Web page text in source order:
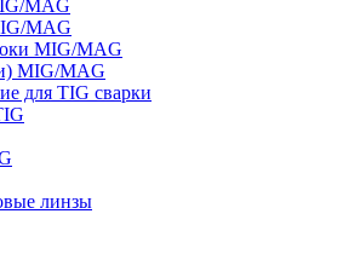
MAG
MAG
MIG/MAG
MIG/MAG
для TIG сварки
линзы